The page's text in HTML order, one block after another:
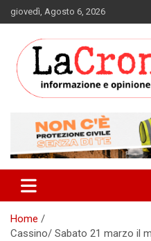
Skip
to
giovedì, Agosto 6, 2026
La Cronaca
Home
Cassino/ Sabato 21 marzo il